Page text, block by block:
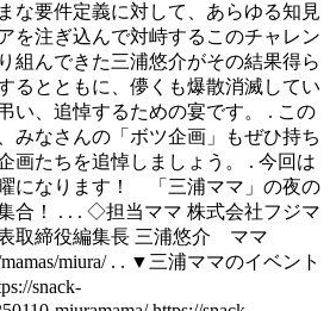
な要件定義に対して、あらゆる知見
を注ぎ込んで対峙するこのチャレン
組んできた三浦悠介がその結果得ら
るとともに、儚くも爆散消滅してい
い、追悼するための宴です。 . この
みなさんの「ボツ企画」もぜひ持ち
画たちを追悼しましょう。 . 今回は
になります！ 「三浦ママ」の夜の
合！ . . . ◇担当ママ 株式会社フジマ
取締役編集長 三浦悠介 ママ
mamas/miura/ . . ▼三浦ママのイベント
snack-